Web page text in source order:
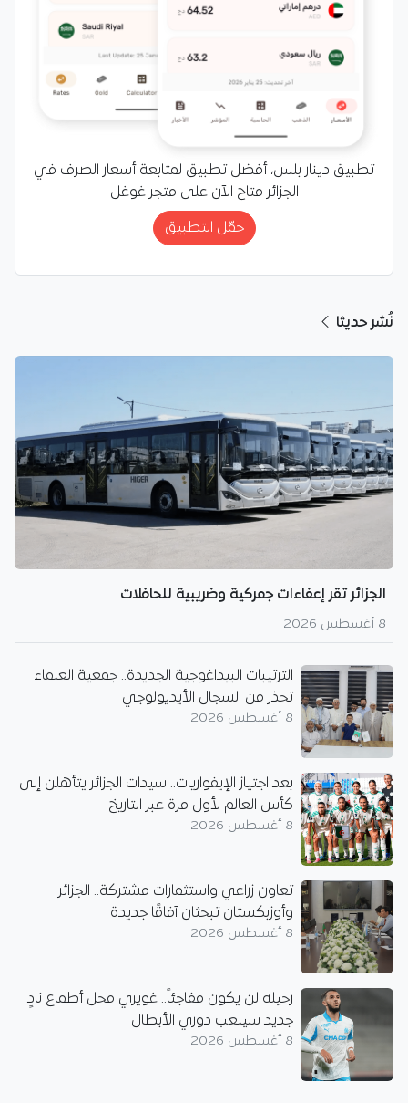
تطبيق دينار بلس، أفضل تطبيق لمتابعة أسعار الصرف في
الجزائر متاح الآن على متجر غوغل
حمّل التطبيق
نُشر حديثا
الجزائر تقر إعفاءات جمركية وضريبية للحافلات
8 أغسطس 2026
الترتيبات البيداغوجية الجديدة.. جمعية العلماء
تحذر من السجال الأيديولوجي
8 أغسطس 2026
بعد اجتياز الإيفواريات.. سيدات الجزائر يتأهلن إلى
كأس العالم لأول مرة عبر التاريخ
8 أغسطس 2026
تعاون زراعي واستثمارات مشتركة.. الجزائر
وأوزبكستان تبحثان آفاقًا جديدة
8 أغسطس 2026
رحيله لن يكون مفاجئاً.. غويري محل أطماع نادٍ
جديد سيلعب دوري الأبطال
8 أغسطس 2026